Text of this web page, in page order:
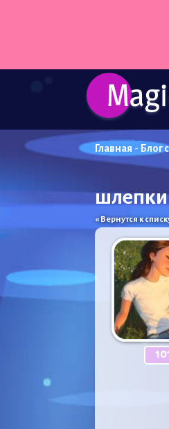
Главная - Блог
шлепки
« Вернутся к